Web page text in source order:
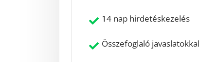
14 nap hirdetéskezelés
Összefoglaló javaslatokkal